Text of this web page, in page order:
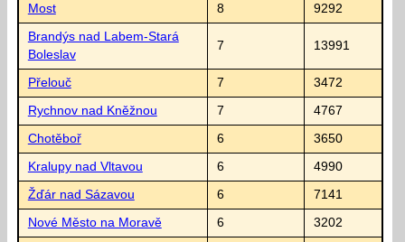
Most 8 9292
Brandýs nad Labem-Stará
Boleslav
7 13991
Přelouč 7 3472
Rychnov nad Kněžnou 7 4767
Chotěboř 6 3650
Kralupy nad Vltavou 6 4990
Žďár nad Sázavou 6 7141
Nové Město na Moravě 6 3202